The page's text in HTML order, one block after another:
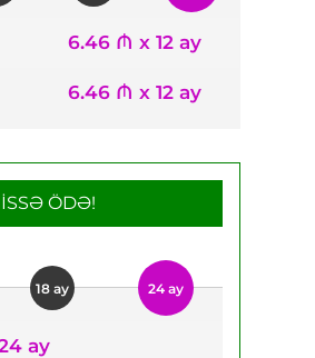
6.46 ₼ x 12 ay
6.46 ₼ x 12 ay
ÖDƏ!
18 ay 24 ay
ay